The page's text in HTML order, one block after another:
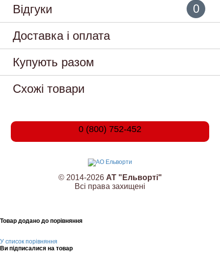
Відгуки
0
Доставка і оплата
Купують разом
Схожі товари
0 (800) 752-452
© 2014-2026 АТ "Ельворті"
Всі права захищені
Товар додано до порівняння
У список порівняння
Ви підписалися на товар